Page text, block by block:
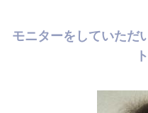
モニターをしていただ